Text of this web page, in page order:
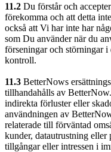
11.2 Du förstår och
förekomma och att detta
också att Vi har inte har
som Du använder när du
förseningar och störningar i
kontroll.
11.3 BetterNows
tillhandahålls av
indirekta förluster eller
användningen av
relaterade till förväntad
kunder, datautrustning
tillgångar eller intressen i